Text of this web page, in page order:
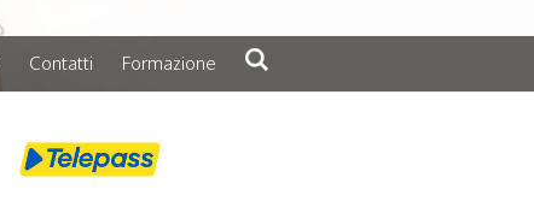
Contatti Formazione